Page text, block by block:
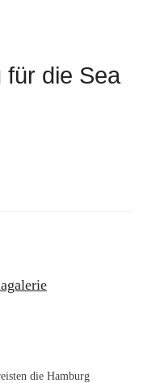
für die Sea
die Hamburg